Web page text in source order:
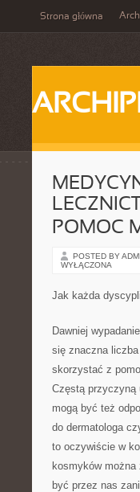
Strona główna
POMOC
POSTED BY
WYŁĄCZONA
Jak każda
Dawniej
się znaczna
skorzystać z
Częstą przyczyną
mogą być też
do dermatologa
to oczywiście w
kosmyków można
być przez nas